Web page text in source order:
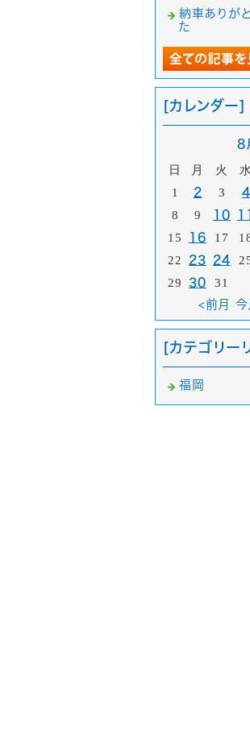
納車ありが
た
[カレンダー]
8
日 月 火 水
1
2 3 4
8
9 10 11
15
16 17
22 23 24
29
30 31
<前月 今
[カテゴリー
福岡